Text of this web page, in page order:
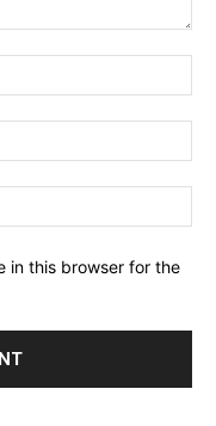
in this browser for the